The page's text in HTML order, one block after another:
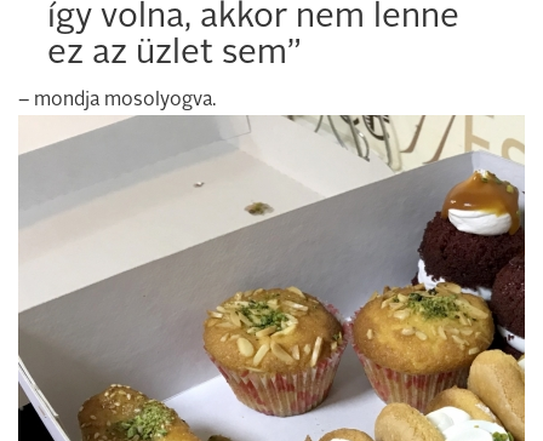
így volna, akkor nem lenne
ez az üzlet sem”
– mondja mosolyogva.